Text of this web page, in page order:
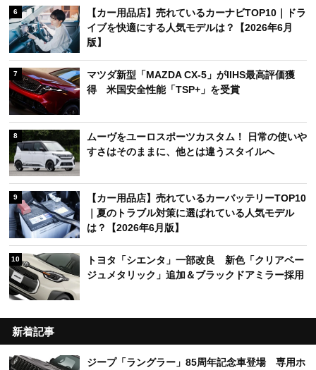
6
【カー用品店】売れているカーナビTOP10｜ドラ
イブを快適にする人気モデルは？【2026年6月
版】
7
マツダ新型「MAZDA CX-5」がIIHS最高評価獲
得 米国安全性能「TSP+」を受賞
8
ムーヴをユーロスポーツカスタム！ 日常の使いや
すさはそのままに、他とは違うスタイルへ
9
【カー用品店】売れているカーバッテリーTOP10
｜夏のトラブル対策に選ばれている人気モデル
は？【2026年6月版】
10
トヨタ「シエンタ」一部改良 新色「クリアベー
ジュメタリック」追加＆ブラックドアミラー採用
新着記事
ジープ「ラングラー」85周年記念車登場 専用ホ